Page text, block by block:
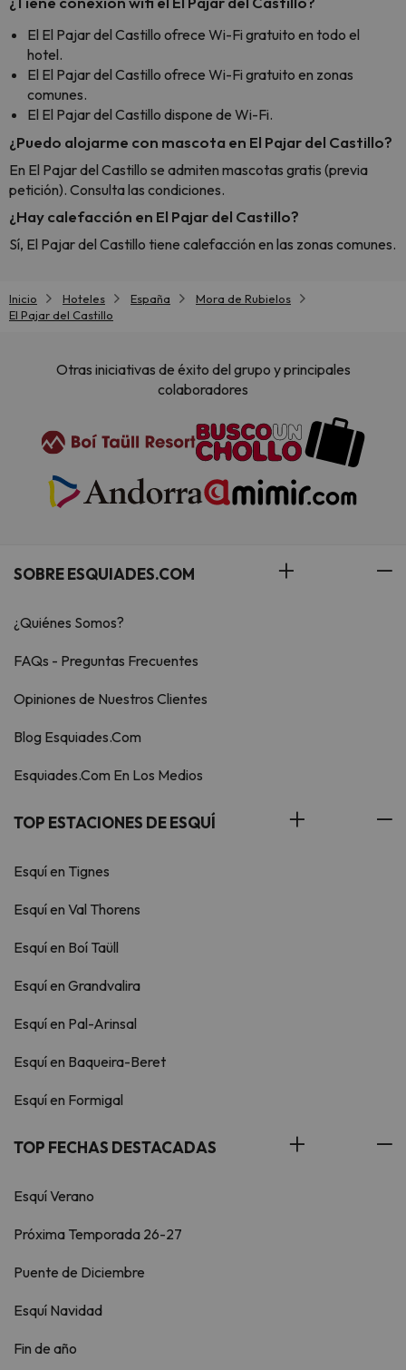
El El Pajar del Castillo ofrece Wi-Fi gratuito en todo el
hotel.
El El Pajar del Castillo ofrece Wi-Fi gratuito en zonas
comunes.
El El Pajar del Castillo dispone de Wi-Fi.
¿Puedo alojarme con mascota en El Pajar del Castillo?
En El Pajar del Castillo se admiten mascotas gratis (previa
petición). Consulta las condiciones.
¿Hay calefacción en El Pajar del Castillo?
Sí, El Pajar del Castillo tiene calefacción en las zonas comunes.
Inicio Hoteles España
Mora de Rubielos
El Pajar del Castillo
Otras iniciativas de éxito del grupo y principales
colaboradores
SOBRE ESQUIADES.COM
¿Quiénes Somos?
FAQs - Preguntas Frecuentes
Opiniones de Nuestros Clientes
Blog Esquiades.Com
Esquiades.Com En Los Medios
TOP ESTACIONES DE ESQUÍ
Esquí en Tignes
Esquí en Val Thorens
Esquí en Boí Taüll
Esquí en Grandvalira
Esquí en Pal-Arinsal
Esquí en Baqueira-Beret
Esquí en Formigal
TOP FECHAS DESTACADAS
Esquí Verano
Próxima Temporada 26-27
Puente de Diciembre
Esquí Navidad
Fin de año